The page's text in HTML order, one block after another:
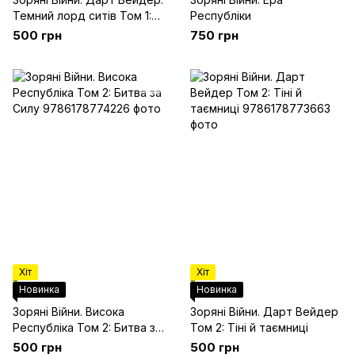
Темний лорд cитів Том 1:
Імперська машина
500 грн
Республіки
750 грн
Хіт
Новинка
Зоряні Війни. Висока
Республіка Том 2: Битва за
Силу
500 грн
Хіт
Новинка
Зоряні Війни. Дарт Вейдер
Том 2: Тіні й таємниці
500 грн